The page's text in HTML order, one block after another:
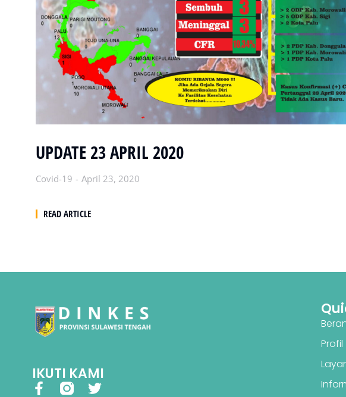
UPDATE 23 APRIL 2020
Covid-19 April 23, 2020
READ ARTICLE
IKUTI KAMI
Profil